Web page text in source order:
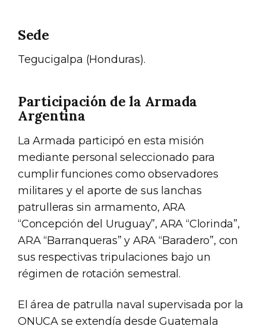
Sede
Tegucigalpa (Honduras).
Participación de la Armada
Argentina
La Armada participó en esta misión
mediante personal seleccionado para
cumplir funciones como observadores
militares y el aporte de sus lanchas
patrulleras sin armamento, ARA
“Concepción del Uruguay”, ARA “Clorinda”,
ARA “Barranqueras” y ARA “Baradero”, con
sus respectivas tripulaciones bajo un
régimen de rotación semestral.
El área de patrulla naval supervisada por la
ONUCA se extendía desde Guatemala